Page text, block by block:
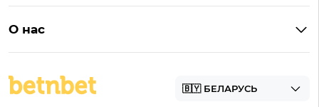
БК для ставок на киберспорт
Бонусы Бетера
Марафонбет
О нас